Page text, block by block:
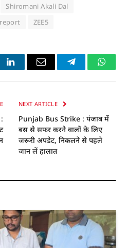
Shiromani Akali Dal
ZEE5
LinkedInEmail Telegram
NEXT ARTICLE
Punjab Bus Strike : पंजाब में
बस से सफर करने वालों के लिए
जरूरी अपडेट, निकलने से पहले
जान लें हालात